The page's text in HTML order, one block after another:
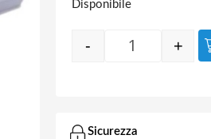
Disponibile
Quantity
- +
Sicurezza